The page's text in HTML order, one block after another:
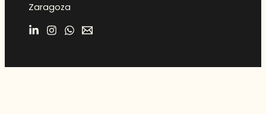
Zaragoza